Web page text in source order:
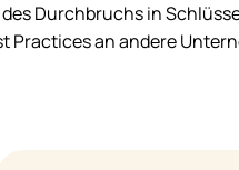
Durchbruchs in
Practices an andere